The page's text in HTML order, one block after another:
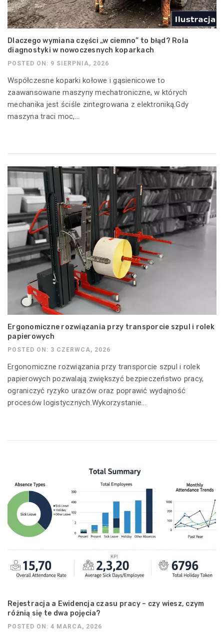
Dlaczego wymiana części „w ciemno” to błąd? Rola
diagnostyki w nowoczesnych koparkach
POSTED ON: 9 SIERPNIA, 2026
Współczesne koparki kołowe i gąsienicowe to
zaawansowane maszyny mechatroniczne, w których
mechanika jest ściśle zintegrowana z elektroniką.Gdy
maszyna traci moc,...
Ergonomiczne rozwiązania przy transporcie szpul i rolek
papierowych
POSTED ON: 3 CZERWCA, 2026
Ergonomiczne rozwiązania przy transporcie szpul i rolek
papierowych pozwalają zwiększyć bezpieczeństwo pracy,
ograniczyć ryzyko urazów oraz poprawić wydajność
procesów logistycznych.Wykorzystanie...
Rejestracja a Ewidencja czasu pracy – czy wiesz, czym
różnią się te dwa pojęcia?
POSTED ON: 4 MARCA, 2026